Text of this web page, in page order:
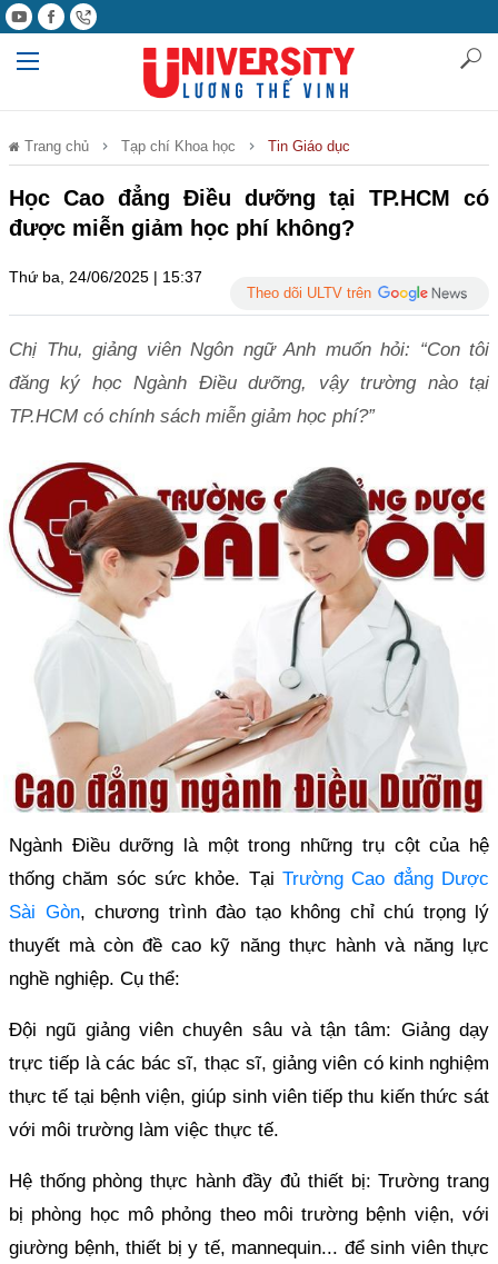
Trang chủ Tạp chí Khoa học Tin Giáo dục
Học Cao đẳng Điều dưỡng tại TP.HCM có
được miễn giảm học phí không?
Thứ ba, 24/06/2025 | 15:37
Theo dõi ULTV trên
Chị Thu, giảng viên Ngôn ngữ Anh muốn hỏi: “Con tôi
đăng ký học Ngành Điều dưỡng, vậy trường nào tại
TP.HCM có chính sách miễn giảm học phí?”
Ngành Điều dưỡng là một trong những trụ cột của hệ
thống chăm sóc sức khỏe. Tại Trường Cao đẳng Dược
Sài Gòn, chương trình đào tạo không chỉ chú trọng lý
thuyết mà còn đề cao kỹ năng thực hành và năng lực
nghề nghiệp. Cụ thể:
Đội ngũ giảng viên chuyên sâu và tận tâm: Giảng dạy
trực tiếp là các bác sĩ, thạc sĩ, giảng viên có kinh nghiệm
thực tế tại bệnh viện, giúp sinh viên tiếp thu kiến thức sát
với môi trường làm việc thực tế.
Hệ thống phòng thực hành đầy đủ thiết bị: Trường trang
bị phòng học mô phỏng theo môi trường bệnh viện, với
giường bệnh, thiết bị y tế, mannequin... để sinh viên thực